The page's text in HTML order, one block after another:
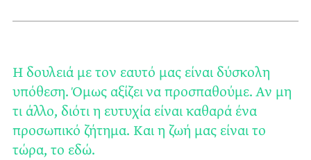
Η δουλειά με τον εαυτό μας είναι δύσκολη
υπόθεση. Όμως αξίζει να προσπαθούμε. Αν μη
τι άλλο, διότι η ευτυχία είναι καθαρά ένα
προσωπικό ζήτημα. Και η ζωή μας είναι το
τώρα, το εδώ.